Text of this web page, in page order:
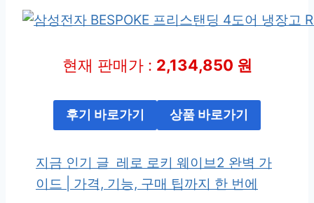
현재 판매가 : 2,134,850 원
후기 바로가기 상품 바로가기
지금 인기 글 레로 로키 웨이브2 완벽 가
이드 | 가격, 기능, 구매 팁까지 한 번에